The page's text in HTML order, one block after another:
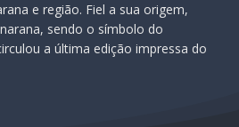
e região. Fiel a sua origem,
sendo o símbolo do
a última edição impressa do